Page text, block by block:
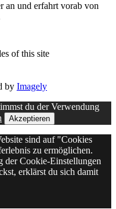
an und erfahrt vorab von
of this site
by Imagely
du der Verwendung
Akzeptieren
sind auf "Cookies
zu ermöglichen.
der Cookie-Einstellungen
erklärst du sich damit